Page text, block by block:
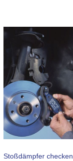
Stoßdämpfer checken